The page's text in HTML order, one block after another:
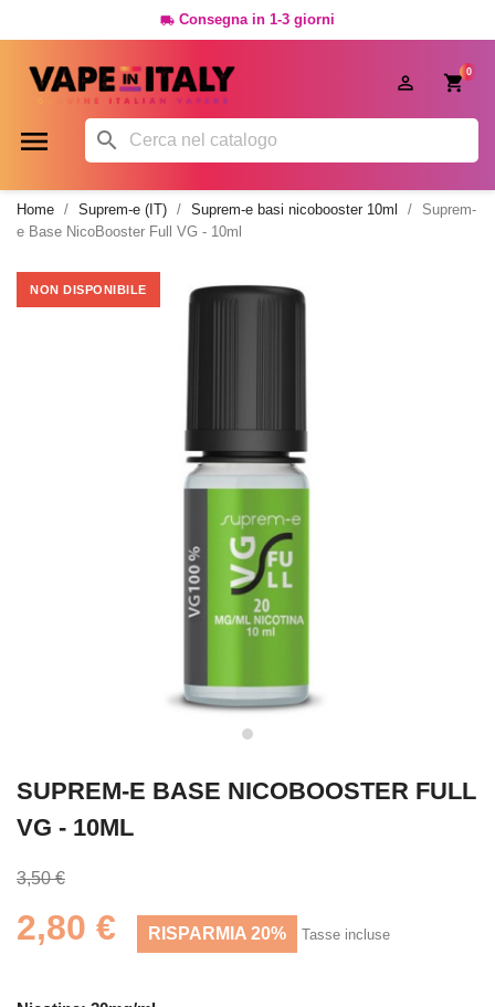
 Consegna in 1-3 giorni
0

 
Home Suprem-e (IT) Suprem-e basi nicobooster 10ml
Suprem-
e Base NicoBooster Full VG - 10ml
NON DISPONIBILE
SUPREM-E BASE NICOBOOSTER FULL
VG - 10ML
3,50 €
2,80 € RISPARMIA 20% Tasse incluse